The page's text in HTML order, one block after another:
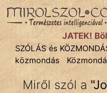
SZÓLÁS ÉS
Bibliai
Kifejezések
Közmondások
JÁTÉK!
SZÓLÁS és
közmondás
Miről szól a "